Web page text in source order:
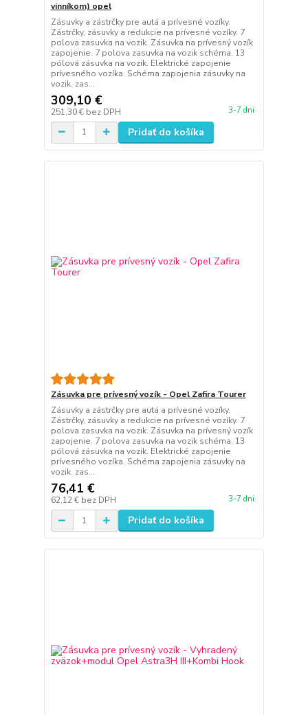
vinníkom) opel
Zásuvky a zástrčky pre autá a prívesné vozíky.
Zástrčky, zásuvky a redukcie na prívesné vozíky. 7
polova zasuvka na vozik. Zásuvka na prívesný vozík
zapojenie. 7 polova zasuvka na vozik schéma. 13
pólová zásuvka na vozik. Elektrické zapojenie
prívesného vozíka. Schéma zapojenia zásuvky na
vozik. zas...
309,10 €
251,30 € bez DPH 3-7 dni
Pridať do košíka
Zásuvka pre prívesný vozík - Opel Zafira Tourer
Zásuvky a zástrčky pre autá a prívesné vozíky.
Zástrčky, zásuvky a redukcie na prívesné vozíky. 7
polova zasuvka na vozik. Zásuvka na prívesný vozík
zapojenie. 7 polova zasuvka na vozik schéma. 13
pólová zásuvka na vozik. Elektrické zapojenie
prívesného vozíka. Schéma zapojenia zásuvky na
vozik. zas...
76,41 €
62,12 € bez DPH 3-7 dni
Pridať do košíka